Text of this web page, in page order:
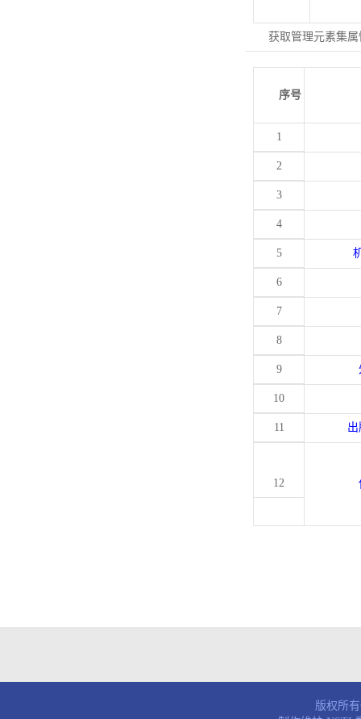
获取管理元素集
序号
1
2
3
4
5
6
7
8
9
10
11
12
版权所